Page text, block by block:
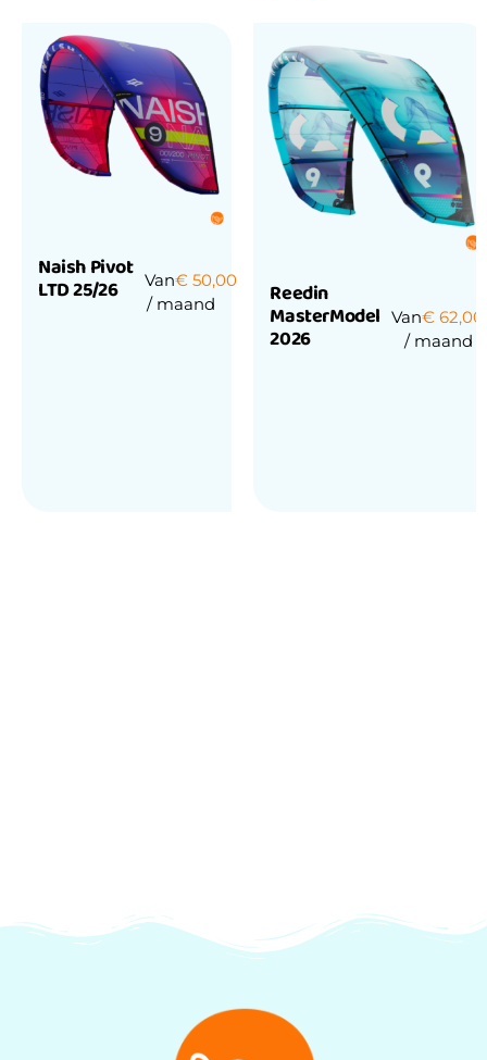
Naish Pivot
LTD 25/26 Van€ 50,00
/ maand
Reedin
MasterModel
2026
Van€ 62,00
/ maand